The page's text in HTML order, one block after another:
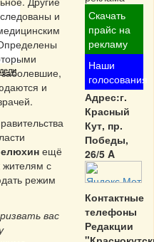
и
заболевшие,
и
ещё
жителям с
режим
вас
Скачать
прайс на
рекламу
Наши
голосования
Адрес:г.
Красный
Кут, пр.
Победы,
26/5 A
Контактные
телефоны
Редакции